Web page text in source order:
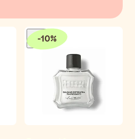
-10%